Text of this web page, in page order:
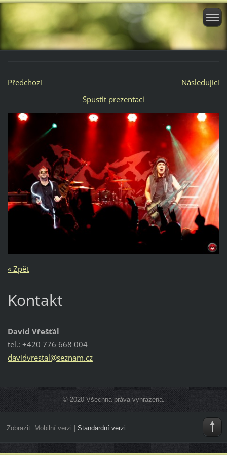
Předchozí
Následující
Spustit prezentaci
« Zpět
Kontakt
David Vřešťál
tel.: +420 776 668 004
davidvrestal@seznam.cz
© 2020 Všechna práva vyhrazena.
Zobrazit: Mobilní verzi | Standardní verzi